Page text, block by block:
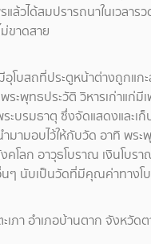
แล้วได้สมปรารถนาในเวลาร
ขาดสาย
โบสถที่ประตูหน้าต่างถูกแก
พระพุทธประวัติ วิหารเก่าแก่
บรมธาตุ ซึ่งจัดแสดงและเก็
มามอบไว้ให้กับวัด อาทิ พร
โลก อาวุธโบราณ เงินโบรา
นๆ นับเป็นวัดที่มีคุณค่าทางโ
เภา อำเภอบ้านตาก จังหวัด